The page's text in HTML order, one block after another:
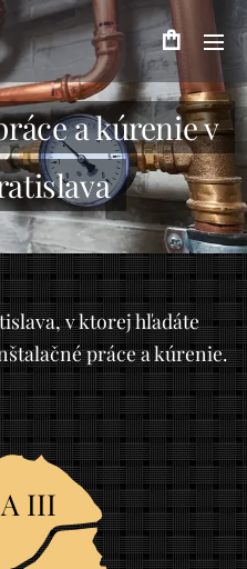
a kúrenie v
v ktorej hľadáte
práce a kúrenie.
III